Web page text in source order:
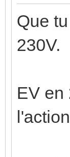
Que
230V.
EV en